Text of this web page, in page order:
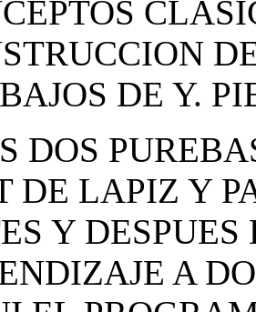
DE Y.
DOS
DE LAPIZ Y
Y
A